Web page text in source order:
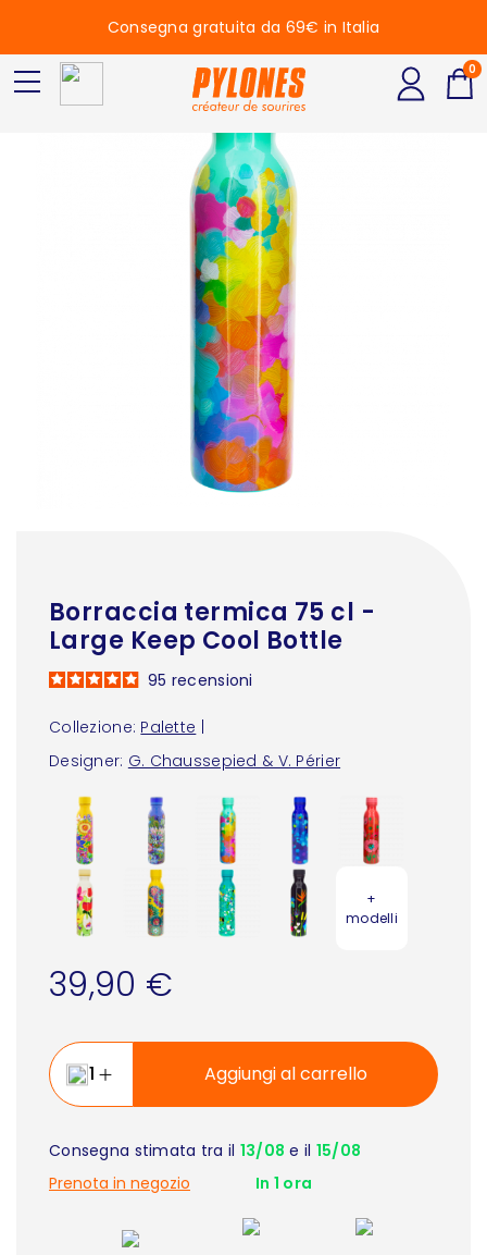
Borraccia termica 75 cl -
Large Keep Cool Bottle
Collezione: Palette
Designer: G. Chaussepied & V. Périer
95 recensioni
+
modelli
39,90 €
Aggiungi al carrello
Consegna stimata tra il 13/08 e il 15/08
Prenota in negozio
In 1 ora
Consegna gratuita da 69€ in Italia
0